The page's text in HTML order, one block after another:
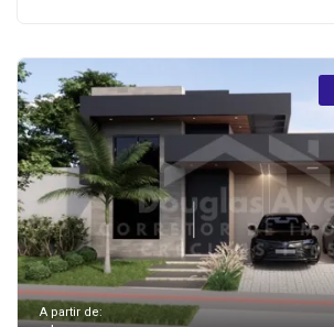
A partir de: